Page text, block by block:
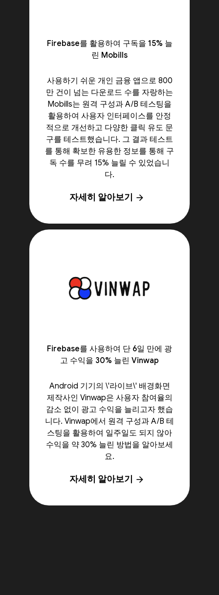
Firebase를 활용하여 구독을 15% 늘
린 Mobills
사용하기 쉬운 개인 금융 앱으로 800
만 건이 넘는 다운로드 수를 자랑하는
Mobills는 원격 구성과 A/B 테스팅을
활용하여 사용자 인터페이스를 안정
적으로 개선하고 다양한 클릭 유도 문
구를 테스트했습니다. 그 결과 테스트
를 통해 확보한 유용한 정보를 통해 구
독 수를 무려 15% 늘릴 수 있었습니
다.
자세히 알아보기 arrow_forward
Firebase를 사용하여 단 6일 만에 광
고 수익을 30% 늘린 Vinwap
Android 기기의 \'라이브\' 배경화면
제작사인 Vinwap은 사용자 참여율의
감소 없이 광고 수익을 늘리고자 했습
니다. Vinwap에서 원격 구성과 A/B 테
스팅을 활용하여 일주일도 되지 않아
수익을 약 30% 늘린 방법을 알아보세
요.
자세히 알아보기 arrow_forward